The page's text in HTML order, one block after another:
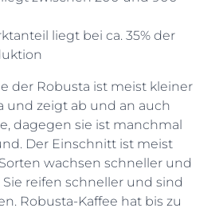
liegt bei ca. 35% der
der Robusta ist meist kleiner
und zeigt ab und an auch
dagegen sie ist manchmal
Der Einschnitt ist meist
wachsen schneller und
reifen schneller und sind
Robusta-Kaffee hat bis zu